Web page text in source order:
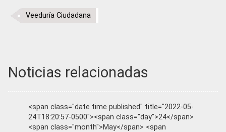
Veeduría Ciudadana
Noticias relacionadas
<span class="date time published" title="2022-05-
24T18:20:57-0500"><span class="day">24</span>
<span class="month">May</span> <span